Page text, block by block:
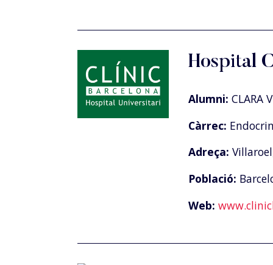
Hospital
Alumni: CLARA
Càrrec:
Adreça:
Població:
Web: